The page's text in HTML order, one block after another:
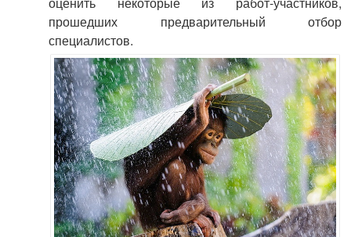
прошедших предварительный отбор
специалистов.